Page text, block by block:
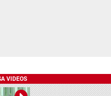
VIDEOS